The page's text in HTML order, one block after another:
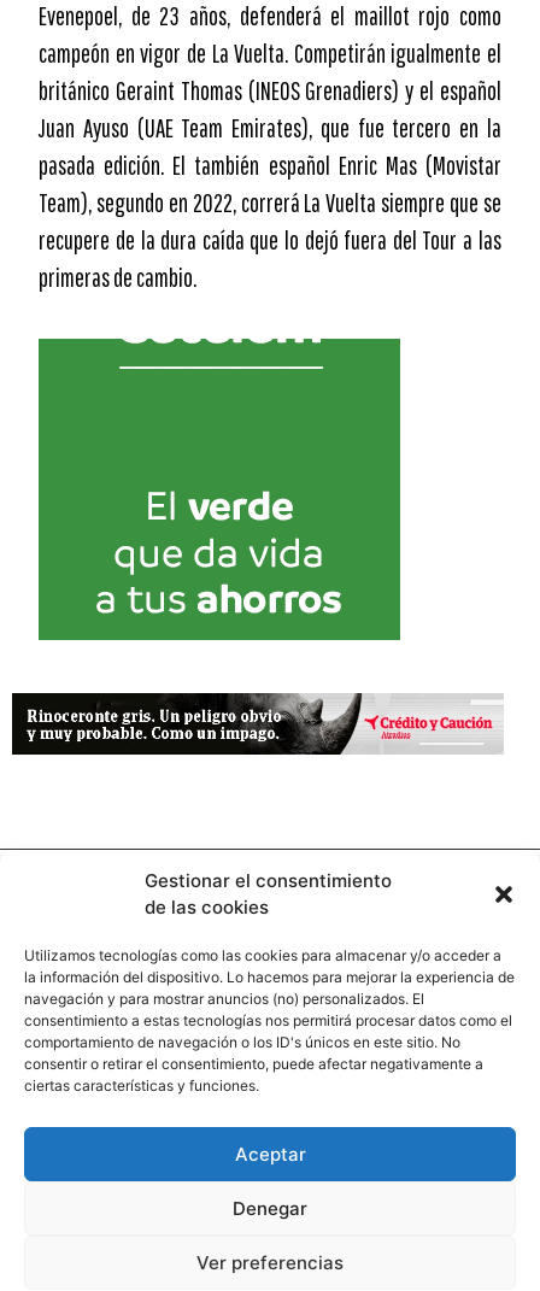
Gestionar el consentimiento
de las cookies
Utilizamos tecnologías como las cookies para almacenar y/o acceder a
la información del dispositivo. Lo hacemos para mejorar la experiencia de
navegación y para mostrar anuncios (no) personalizados. El
consentimiento a estas tecnologías nos permitirá procesar datos como el
comportamiento de navegación o los ID's únicos en este sitio. No
consentir o retirar el consentimiento, puede afectar negativamente a
ciertas características y funciones.
Aceptar
Denegar
Ver preferencias
Evenepoel, de 23 años, defenderá el maillot rojo como
campeón en vigor de La Vuelta. Competirán igualmente el
británico Geraint Thomas (INEOS Grenadiers) y el español
Juan Ayuso (UAE Team Emirates), que fue tercero en la
pasada edición. El también español Enric Mas (Movistar
Team), segundo en 2022, correrá La Vuelta siempre que se
recupere de la dura caída que lo dejó fuera del Tour a las
primeras de cambio.
Contacto
Calle Pinar, 5, 28006 Madrid
+34 91 745 58 38
Paginas legales
Politicas de privacidad